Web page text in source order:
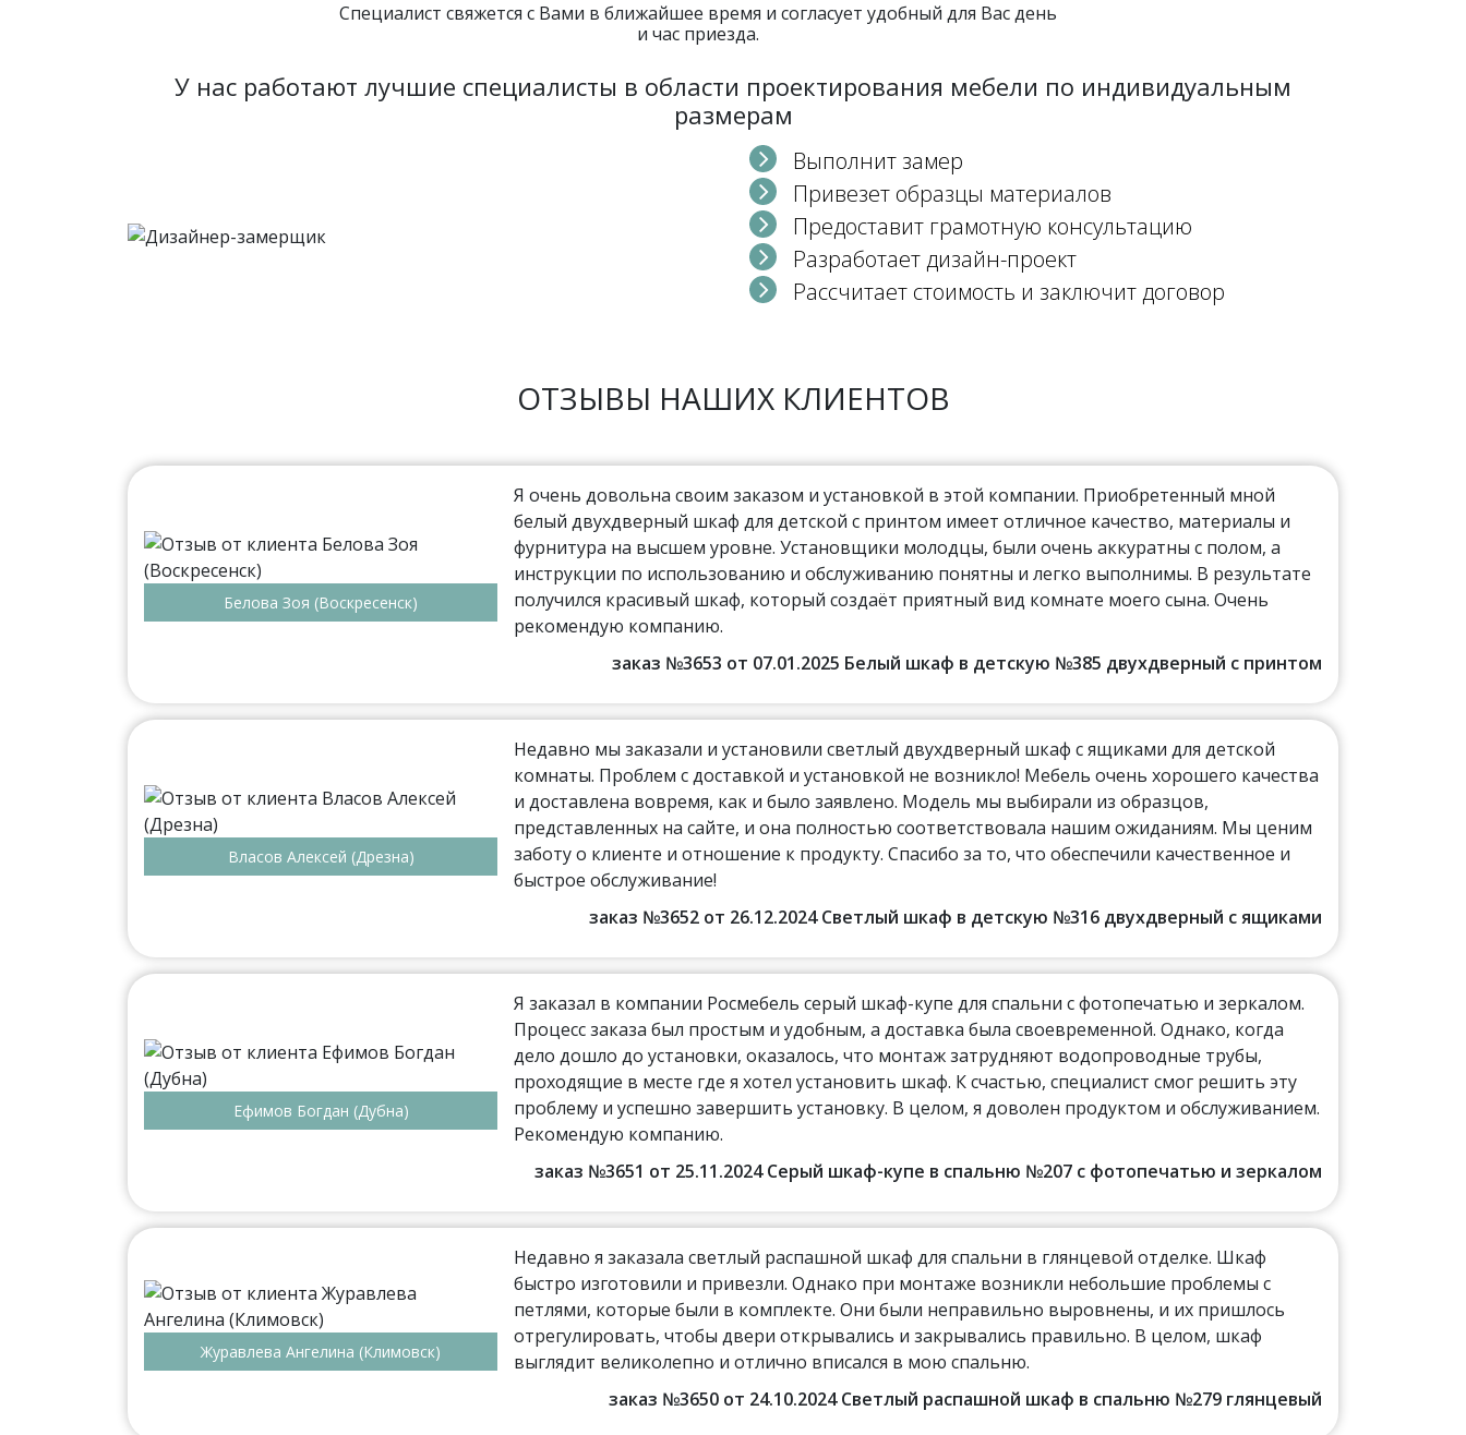
Специалист свяжется с Вами в ближайшее время и согласует удобный для Вас день
и час приезда.
У нас работают лучшие специалисты в области проектирования мебели по индивидуальным
размерам
Выполнит замер
Привезет образцы материалов
Предоставит грамотную консультацию
Разработает дизайн-проект
Рассчитает стоимость и заключит договор
ОТЗЫВЫ НАШИХ КЛИЕНТОВ
Белова Зоя (Воскресенск)
Я очень довольна своим заказом и установкой в этой компании. Приобретенный мной
белый двухдверный шкаф для детской с принтом имеет отличное качество, материалы и
фурнитура на высшем уровне. Установщики молодцы, были очень аккуратны с полом, а
инструкции по использованию и обслуживанию понятны и легко выполнимы. В результате
получился красивый шкаф, который создаёт приятный вид комнате моего сына. Очень
рекомендую компанию.
заказ №3653 от 07.01.2025 Белый шкаф в детскую №385 двухдверный с принтом
Власов Алексей (Дрезна)
Недавно мы заказали и установили светлый двухдверный шкаф с ящиками для детской
комнаты. Проблем с доставкой и установкой не возникло! Мебель очень хорошего качества
и доставлена вовремя, как и было заявлено. Модель мы выбирали из образцов,
представленных на сайте, и она полностью соответствовала нашим ожиданиям. Мы ценим
заботу о клиенте и отношение к продукту. Спасибо за то, что обеспечили качественное и
быстрое обслуживание!
заказ №3652 от 26.12.2024 Светлый шкаф в детскую №316 двухдверный с ящиками
Ефимов Богдан (Дубна)
Я заказал в компании Росмебель серый шкаф-купе для спальни с фотопечатью и зеркалом.
Процесс заказа был простым и удобным, а доставка была своевременной. Однако, когда
дело дошло до установки, оказалось, что монтаж затрудняют водопроводные трубы,
проходящие в месте где я хотел установить шкаф. К счастью, специалист смог решить эту
проблему и успешно завершить установку. В целом, я доволен продуктом и обслуживанием.
Рекомендую компанию.
заказ №3651 от 25.11.2024 Серый шкаф-купе в спальню №207 с фотопечатью и зеркалом
Журавлева Ангелина (Климовск)
Недавно я заказала светлый распашной шкаф для спальни в глянцевой отделке. Шкаф
быстро изготовили и привезли. Однако при монтаже возникли небольшие проблемы с
петлями, которые были в комплекте. Они были неправильно выровнены, и их пришлось
отрегулировать, чтобы двери открывались и закрывались правильно. В целом, шкаф
выглядит великолепно и отлично вписался в мою спальню.
заказ №3650 от 24.10.2024 Светлый распашной шкаф в спальню №279 глянцевый